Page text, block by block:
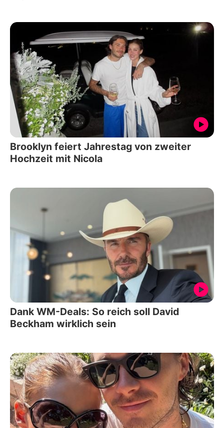
Brooklyn feiert Jahrestag von zweiter
Hochzeit mit Nicola
Dank WM-Deals: So reich soll David
Beckham wirklich sein